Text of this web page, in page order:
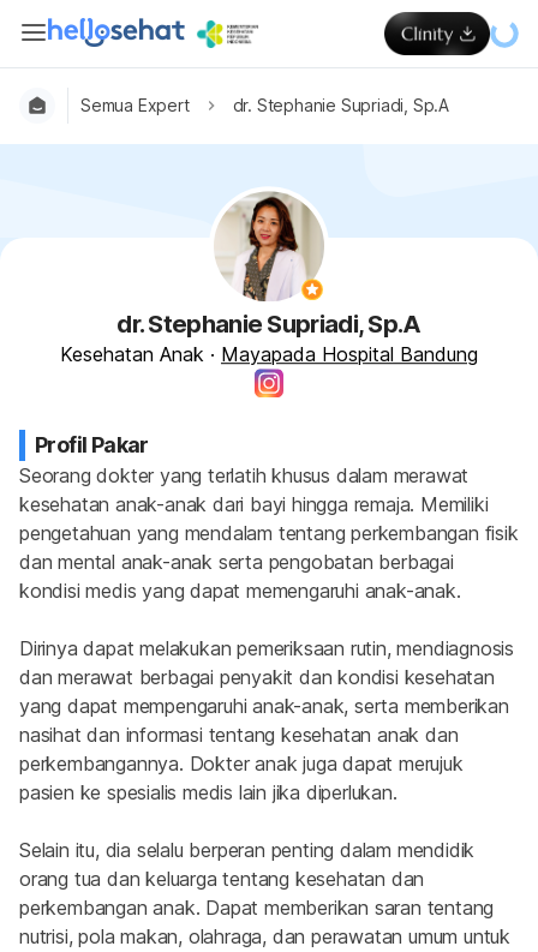
Semua Expert dr. Stephanie Supriadi, Sp.A
dr. Stephanie Supriadi, Sp.A
Kesehatan Anak · Mayapada Hospital Bandung
Profil Pakar
Seorang dokter yang terlatih khusus dalam merawat
kesehatan anak-anak dari bayi hingga remaja. Memiliki
pengetahuan yang mendalam tentang perkembangan fisik
dan mental anak-anak serta pengobatan berbagai
kondisi medis yang dapat memengaruhi anak-anak.
Dirinya dapat melakukan pemeriksaan rutin, mendiagnosis
dan merawat berbagai penyakit dan kondisi kesehatan
yang dapat mempengaruhi anak-anak, serta memberikan
nasihat dan informasi tentang kesehatan anak dan
perkembangannya. Dokter anak juga dapat merujuk
pasien ke spesialis medis lain jika diperlukan.
Selain itu, dia selalu berperan penting dalam mendidik
orang tua dan keluarga tentang kesehatan dan
perkembangan anak. Dapat memberikan saran tentang
nutrisi, pola makan, olahraga, dan perawatan umum untuk